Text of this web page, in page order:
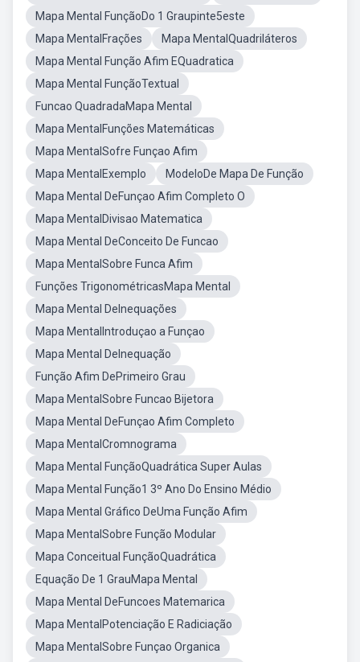
Mapa Mental FunçãoDo 1 Graupinte5este
Mapa MentalFrações
Mapa MentalQuadriláteros
Mapa Mental Função Afim EQuadratica
Mapa Mental FunçãoTextual
Funcao QuadradaMapa Mental
Mapa MentalFunções Matemáticas
Mapa MentalSofre Funçao Afim
Mapa MentalExemplo
ModeloDe Mapa De Função
Mapa Mental DeFunçao Afim Completo O
Mapa MentalDivisao Matematica
Mapa Mental DeConceito De Funcao
Mapa MentalSobre Funca Afim
Funções TrigonométricasMapa Mental
Mapa Mental DeInequações
Mapa MentalIntroduçao a Funçao
Mapa Mental DeInequação
Função Afim DePrimeiro Grau
Mapa MentalSobre Funcao Bijetora
Mapa Mental DeFunçao Afim Completo
Mapa MentalCromnograma
Mapa Mental FunçãoQuadrática Super Aulas
Mapa Mental Função1 3º Ano Do Ensino Médio
Mapa Mental Gráfico DeUma Função Afim
Mapa MentalSobre Função Modular
Mapa Conceitual FunçãoQuadrática
Equação De 1 GrauMapa Mental
Mapa Mental DeFuncoes Matemarica
Mapa MentalPotenciação E Radiciação
Mapa MentalSobre Funçao Organica